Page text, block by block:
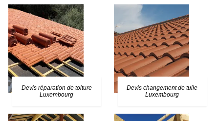
Devis réparation de toiture
Luxembourg
Devis changement de tuile
Luxembourg